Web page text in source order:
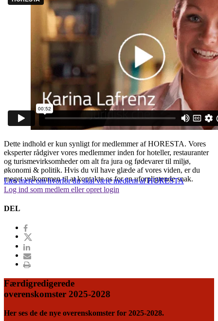
Dette indhold er kun synligt for medlemmer af HORESTA. Vores
eksperter rådgiver vores medlemmer inden for hoteller, restauranter
og turismevirksomheder om alt fra jura og fødevarer til miljø,
økonomi & politik. Hvis du vil have glæde af vores viden, er du
meget velkommen til at kontakte os for en uforpligtende snak.
Læs mere om hvorfor du skal være medlem af HORESTA
Log ind som medlem eller opret login
DEL
Færdigredigerede
overenskomster 2025-2028
Her ses de de nye overenskomster for 2025-2028.